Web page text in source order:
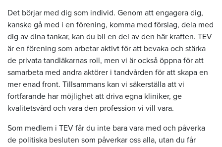
Det börjar med dig som individ. Genom att engagera dig,
kanske gå med i en förening, komma med förslag, dela med
dig av dina tankar, kan du bli en del av den här kraften. TEV
är en förening som arbetar aktivt för att bevaka och stärka
de privata tandläkarnas roll, men vi är också öppna för att
samarbeta med andra aktörer i tandvården för att skapa en
mer enad front. Tillsammans kan vi säkerställa att vi
fortfarande har möjlighet att driva egna kliniker, ge
kvalitetsvård och vara den profession vi vill vara.
Som medlem i TEV får du inte bara vara med och påverka
de politiska besluten som påverkar oss alla, utan du får